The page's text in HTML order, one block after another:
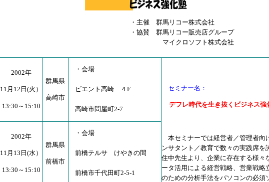
・主催 群馬リコー株式会社
・協賛 群馬リコー販売店グループ
マイクロソフト株式会社
2002年
11月12日(火）
13:30～15:10
群馬県
高崎市
・会場
ビエント高崎 ４F
高崎市問屋町2-7
セミナー名：
デフレ時代を生き抜くビジネス強
本セミナーでは経営者／管理者向
ンサタント／教育で数々の実践席を
住中先生より、企業に存在する様々
ータ活用による経営戦略、営業戦略
のための分析手法をパソコンの必須
2002年
11月13日(水）
13:30～15:10
群馬県
前橋市
・会場
前橋テルサ けやきの間
前橋市千代田町2-5-1